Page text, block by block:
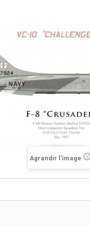
Agrandir l'image